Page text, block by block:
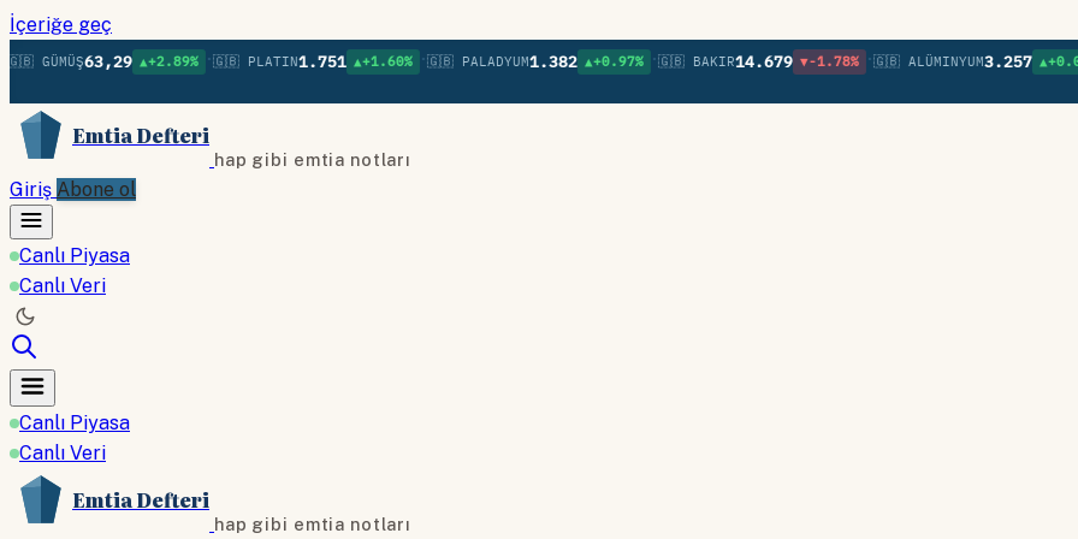
İçeriğe geç
63,29 ▲+2.89% •🇬🇧 PLATIN1.751 ▲+1.60% •🇬🇧 PALADYUM1.382 ▲+0.97% •🇬🇧 BAKIR14.679 ▼-1.78% •🇬🇧 ALÜMINYUM3.257 ▲+0.09%
Emtia Defteri
hap gibi emtia notları
Giriş Abone ol
Canlı Piyasa
Canlı Veri
Canlı Piyasa
Canlı Veri
Emtia Defteri
hap gibi emtia notları